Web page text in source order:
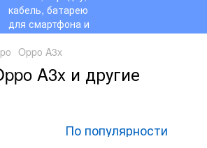
Oppo A3x
A3x и другие
По популярности